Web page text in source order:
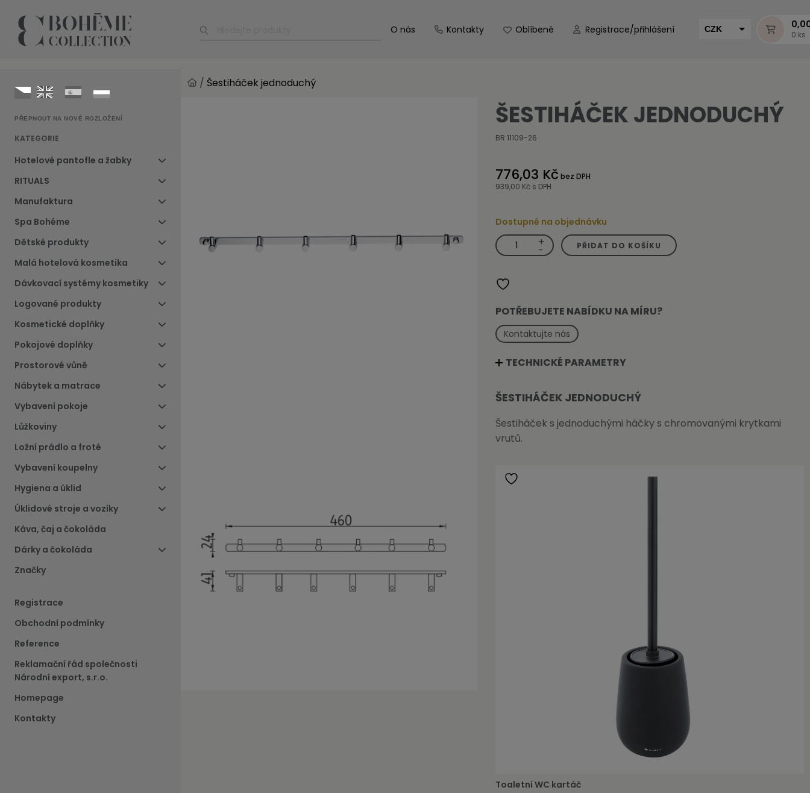
O nás Kontakty Oblíbené Registrace/přihlášení CZK
0 ks
PŘEPNOUT NA NOVÉ ROZLOŽENÍ
KATEGORIE
Hotelové pantofle a žabky
RITUALS
Manufaktura
Spa Bohéme
Dětské produkty
Malá hotelová kosmetika
Dávkovací systémy kosmetiky
Logované produkty
Kosmetické doplňky
Pokojové doplňky
Prostorové vůně
Nábytek a matrace
Vybavení pokoje
Lůžkoviny
Ložní prádlo a froté
Vybavení koupelny
Hygiena a úklid
Úklidové stroje a vozíky
Káva, čaj a čokoláda
Dárky a čokoláda
Značky
Registrace
Obchodní podmínky
Reference
Reklamační řád společnosti
Národní export, s.r.o.
Homepage
Kontakty
/ Šestiháček jednoduchý
ŠESTIHÁČEK JEDNODUCHÝ
BR 11109-26
776,03 Kč bez DPH
939,00 Kč s DPH
Dostupné na objednávku
Šestiháček
jednoduchý
množství
+
- PŘIDAT DO KOŠÍKU
POTŘEBUJETE NABÍDKU NA MÍRU?
Kontaktujte nás
TECHNICKÉ PARAMETRY
ŠESTIHÁČEK JEDNODUCHÝ
Šestiháček s jednoduchými háčky s chromovanými krytkami
vrutů.
Toaletní WC kartáč